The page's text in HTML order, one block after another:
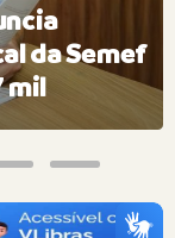
da Semef
mil